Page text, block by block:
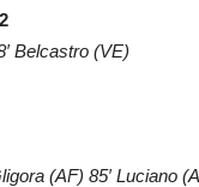
Belcastro (VE)
(AF) 85′ Luciano